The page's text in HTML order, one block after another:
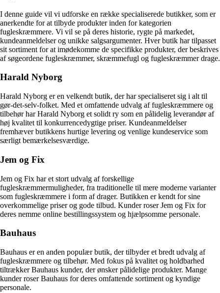
I denne guide vil vi udforske en række specialiserede butikker, som er
anerkendte for at tilbyde produkter inden for kategorien
fugleskræmmere. Vi vil se på deres historie, rygte på markedet,
kundeanmeldelser og unikke salgsargumenter. Hver butik har tilpasset
sit sortiment for at imødekomme de specifikke produkter, der beskrives
af søgeordene fugleskræmmer, skræmmefugl og fugleskræmmer drage.
Harald Nyborg
Harald Nyborg er en velkendt butik, der har specialiseret sig i alt til
gør-det-selv-folket. Med et omfattende udvalg af fugleskræmmere og
tilbehør har Harald Nyborg et solidt ry som en pålidelig leverandør af
høj kvalitet til konkurrencedygtige priser. Kundeanmeldelser
fremhæver butikkens hurtige levering og venlige kundeservice som
særligt bemærkelsesværdige.
Jem og Fix
Jem og Fix har et stort udvalg af forskellige
fugleskræmmermuligheder, fra traditionelle til mere moderne varianter
som fugleskræmmere i form af drager. Butikken er kendt for sine
overkommelige priser og gode tilbud. Kunder roser Jem og Fix for
deres nemme online bestillingssystem og hjælpsomme personale.
Bauhaus
Bauhaus er en anden populær butik, der tilbyder et bredt udvalg af
fugleskræmmere og tilbehør. Med fokus på kvalitet og holdbarhed
tiltrækker Bauhaus kunder, der ønsker pålidelige produkter. Mange
kunder roser Bauhaus for deres omfattende sortiment og kyndige
personale.